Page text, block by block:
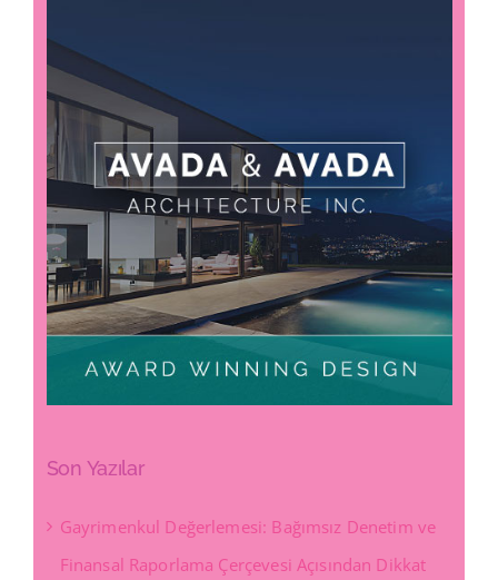
Son Yazılar
Gayrimenkul Değerlemesi: Bağımsız Denetim ve
Finansal Raporlama Çerçevesi Açısından Dikkat